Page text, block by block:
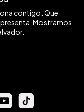
contigo. Que
Mostramos